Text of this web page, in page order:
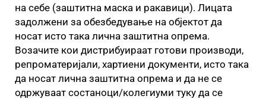
на себе (заштитна маска и ракавици). Лицата
задолжени за обезбедување на објектот да
носат исто така лична заштитна опрема.
Возачите кои дистрибуираат готови производи,
репроматеријали, хартиени документи, исто така
да носат лична заштитна опрема и да не се
одржуваат состаноци/колегиуми туку да се